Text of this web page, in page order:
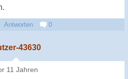
Antworten 0
43630
11 Jahren